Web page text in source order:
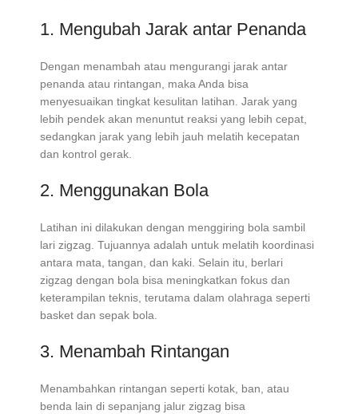
1. Mengubah Jarak antar Penanda
Dengan menambah atau mengurangi jarak antar
penanda atau rintangan, maka Anda bisa
menyesuaikan tingkat kesulitan latihan. Jarak yang
lebih pendek akan menuntut reaksi yang lebih cepat,
sedangkan jarak yang lebih jauh melatih kecepatan
dan kontrol gerak.
2. Menggunakan Bola
Latihan ini dilakukan dengan menggiring bola sambil
lari zigzag. Tujuannya adalah untuk melatih koordinasi
antara mata, tangan, dan kaki. Selain itu, berlari
zigzag dengan bola bisa meningkatkan fokus dan
keterampilan teknis, terutama dalam olahraga seperti
basket dan sepak bola.
3. Menambah Rintangan
Menambahkan rintangan seperti kotak, ban, atau
benda lain di sepanjang jalur zigzag bisa